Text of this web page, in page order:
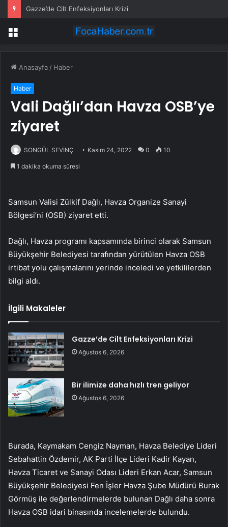
Gazze’de Cilt Enfeksiyonları Krizi
Menü
Anasayfa / Haber
Haber
Vali Dağlı’dan Havza OSB’ye
ziyaret
SONGÜL SEVİNÇ Kasım 24, 2022 0 10
1 dakika okuma süresi
Samsun Valisi Zülkif Dağlı, Havza Organize Sanayi
Bölgesi’ni (OSB) ziyaret etti.
Dağlı, Havza programı kapsamında birinci olarak Samsun
Büyükşehir Belediyesi tarafından yürütülen Havza OSB
irtibat yolu çalışmalarını yerinde inceledi ve yetkililerden
bilgi aldı.
İlgili Makaleler
Gazze’de Cilt Enfeksiyonları Krizi
Ağustos 6, 2026
Bir ilimize daha hızlı tren geliyor
Ağustos 6, 2026
Burada, Kaymakam Cengiz Nayman, Havza Belediye Lideri
Sebahattin Özdemir, AK Parti İlçe Lideri Kadir Kayan,
Havza Ticaret ve Sanayi Odası Lideri Erkan Acar, Samsun
Büyükşehir Belediyesi Fen İşler Havza Şube Müdürü Burak
Görmüş ile değerlendirmelerde bulunan Dağlı daha sonra
Havza OSB idari binasında incelemelerde bulundu.